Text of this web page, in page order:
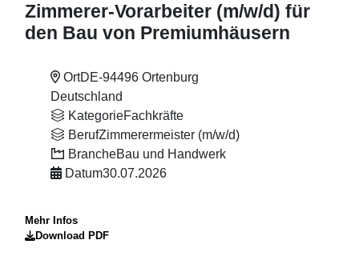
Zimmerer-Vorarbeiter (m/w/d) für
den Bau von Premiumhäusern
OrtDE-94496 Ortenburg
Deutschland
KategorieFachkräfte
BerufZimmerermeister (m/w/d)
BrancheBau und Handwerk
Datum30.07.2026
Mehr Infos
Download PDF